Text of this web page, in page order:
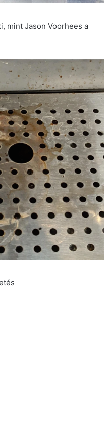
mint Jason Voorhees a